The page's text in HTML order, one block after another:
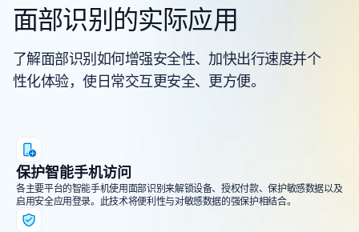
面部识别的实际应用
了解面部识别如何增强安全性、加快出行速度并个
性化体验，使日常交互更安全、更方便。
保护智能手机访问
各主要平台的智能手机使用面部识别来解锁设备、授权付款、保护敏感数据以及
启用安全应用登录。此技术将便利性与对敏感数据的强保护相结合。